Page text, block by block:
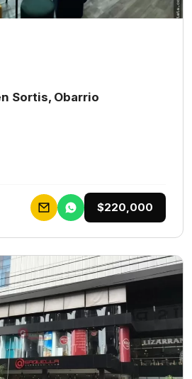
Sortis, Obarrio
$220,000